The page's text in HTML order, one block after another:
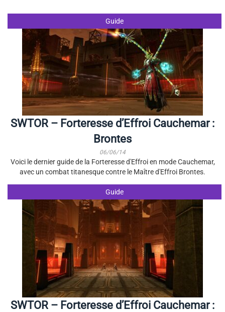
Guide
SWTOR – Forteresse d’Effroi Cauchemar :
Brontes
06/06/14
Voici le dernier guide de la Forteresse d'Effroi en mode Cauchemar,
avec un combat titanesque contre le Maître d'Effroi Brontes.
Guide
SWTOR – Forteresse d’Effroi Cauchemar :